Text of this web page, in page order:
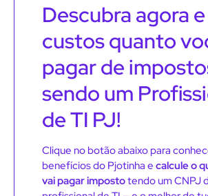
Descubra agora
custos quanto
pagar de
sendo um
de TI PJ!
Clique no botão abaixo para
benefícios do Pjotinha e calcule o
vai pagar impostotendo um CNPJ